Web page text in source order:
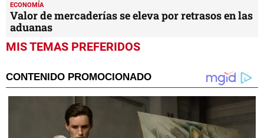
ECONOMÍA
Valor de mercaderías se eleva por retrasos en las
aduanas
MIS TEMAS PREFERIDOS